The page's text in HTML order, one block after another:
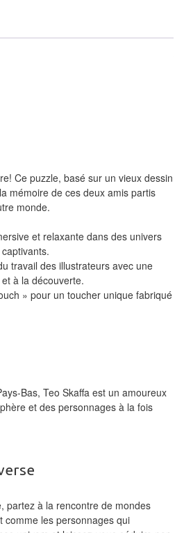
Ce puzzle, basé sur un vieux dessin
mémoire de ces deux amis partis
monde.
et relaxante dans des univers
travail des illustrateurs avec une
à la découverte.
» pour un toucher unique fabriqué
Bas, Teo Skaffa est un amoureux
et des personnages à la fois
partez à la rencontre de mondes
comme les personnages qui